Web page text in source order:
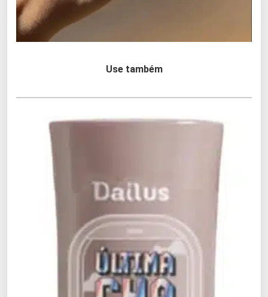
Use também